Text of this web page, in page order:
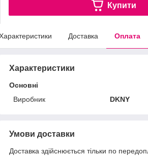
Купити
Доставка Оплата
Характеристики
Основні
Виробник
DKNY
Умови доставки
Доставка здійснюється тільки по